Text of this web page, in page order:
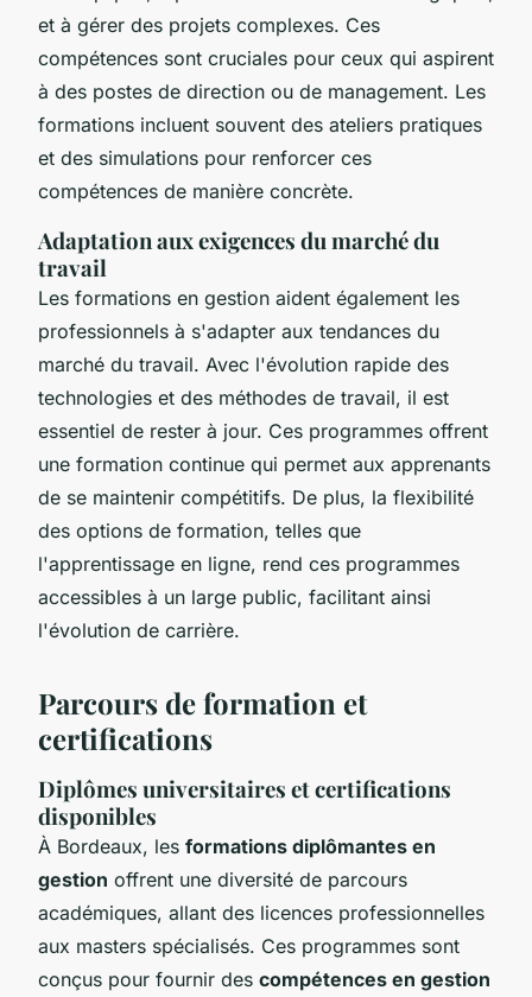
et à gérer des projets complexes. Ces
compétences sont cruciales pour ceux qui aspirent
à des postes de direction ou de management. Les
formations incluent souvent des ateliers pratiques
et des simulations pour renforcer ces
compétences de manière concrète.
Adaptation aux exigences du marché du
travail
Les formations en gestion aident également les
professionnels à s'adapter aux tendances du
marché du travail. Avec l'évolution rapide des
technologies et des méthodes de travail, il est
essentiel de rester à jour. Ces programmes offrent
une formation continue qui permet aux apprenants
de se maintenir compétitifs. De plus, la flexibilité
des options de formation, telles que
l'apprentissage en ligne, rend ces programmes
accessibles à un large public, facilitant ainsi
l'évolution de carrière.
Parcours de formation et
certifications
Diplômes universitaires et certifications
disponibles
À Bordeaux, les formations diplômantes en
gestion offrent une diversité de parcours
académiques, allant des licences professionnelles
aux masters spécialisés. Ces programmes sont
conçus pour fournir des compétences en gestion